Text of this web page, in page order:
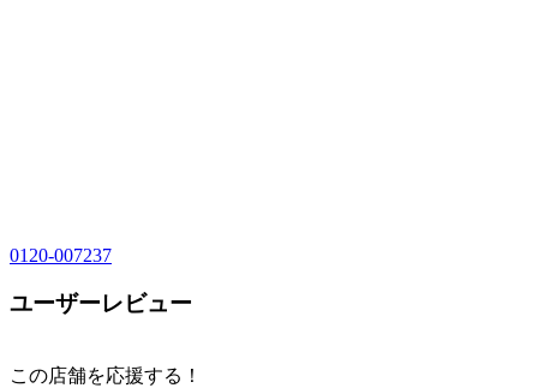
0120-007237
ユーザーレビュー
この店舗を応援する！